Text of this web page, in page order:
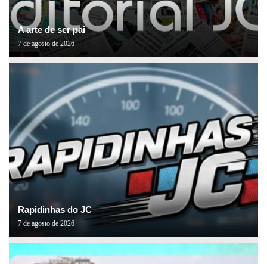
A arte de ser pai
7 de agosto de 2026
Rapidinhas do JC
7 de agosto de 2026